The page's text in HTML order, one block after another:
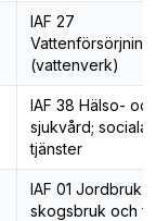
IAF 27
Vattenförsörjning
(vattenverk)
IAF 38 Hälso- och
sjukvård; sociala
tjänster
IAF 01 Jordbruk,
skogsbruk och